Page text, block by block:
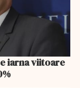
iarna viitoare